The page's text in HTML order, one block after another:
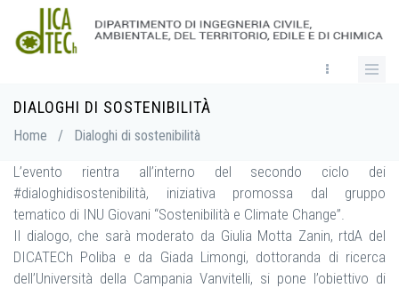
main
DIALOGHI DI SOSTENIBILITÀ
Breadcrumb
Home / Dialoghi di sostenibilità
L’evento rientra all’interno del secondo ciclo dei
#dialoghidisostenibilità, iniziativa promossa dal gruppo
tematico di INU Giovani “Sostenibilità e Climate Change”.
Il dialogo, che sarà moderato da Giulia Motta Zanin, rtdA del
DICATECh Poliba e da Giada Limongi, dottoranda di ricerca
dell’Università della Campania Vanvitelli, si pone l’obiettivo di